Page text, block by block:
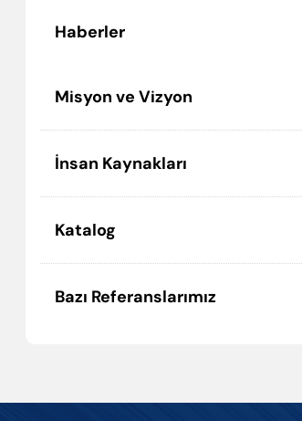
Haberler
Misyon ve Vizyon
İnsan Kaynakları
Katalog
Bazı Referanslarımız